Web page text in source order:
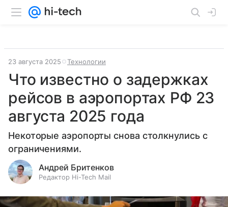
23 августа 2025 Технологии
Что известно о задержках
рейсов в аэропортах РФ 23
августа 2025 года
Некоторые аэропорты снова столкнулись с
ограничениями.
Андрей Бритенков
Редактор Hi-Tech Mail